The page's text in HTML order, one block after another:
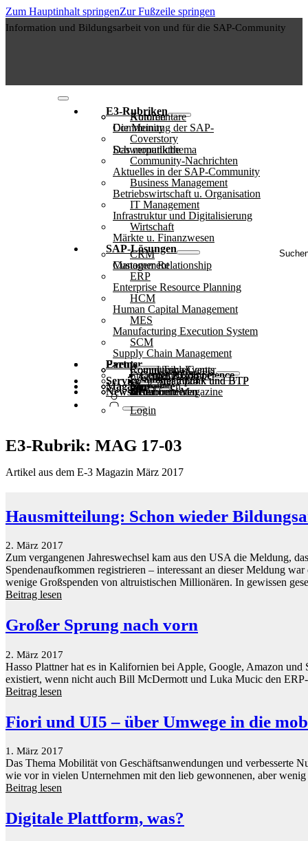
Zum Hauptinhalt springenZur Fußzeile springen
Information und Bildungsarbeit von und für die SAP-Community
E3-Rubriken
Autoren
Kommentare
Die Meinung der SAP-Community
Coverstory
Das monatliche Schwerpunktthema
Community-Nachrichten
Aktuelles in der SAP-Community
Business Management
Betriebswirtschaft u. Organisation
IT Management
Infrastruktur und Digitalisierung
Wirtschaft
Märkte u. Finanzwesen
SAP-Lösungen
CRM
Customer Relationship Management
ERP
Enterprise Resource Planning
HCM
Human Capital Management
MES
Manufacturing Execution System
SCM
Supply Chain Management
Partner
EventsCommunity-Events
Round Tables
Competence Center
SAP Competence Center 2025
SAP Competence Center 2024
SAP Competence Center 2023
Steampunk & BTP
Steampunk und BTP Summit 2025
Steampunk und BTP Summit 2024
Webinare
ServiceGlossar
Formulare
Kontakt
Mediadaten
Magazinhier abonnieren
für Abonnenten
kostenfreie Magazine
Newsletter
Login
..
E3-Rubrik: MAG 17-03
Artikel aus dem E-3 Magazin März 2017
Hausmitteilung: Schon wieder
2. März 2017
Zum vergangenen Jahreswechsel kam aus den USA die Meldung,
Spendenaufkommen registrieren – interessant an dieser Meldung
wenige Großspenden von altruistischen Millionären. In gewissen
Beitrag lesen
Großer Sprung nach vorn
2. März 2017
Hasso Plattner hat es in Kalifornien bei Apple, Google, Amazon
existiert, wenn nicht auch Bill McDermott und Luka Mucic den
Beitrag lesen
Fiori und UI5 – über Umwege in die
1. März 2017
Das Thema Mobilität von Geschäftsanwendungen und verbesserte
wie vor in vielen Unternehmen mit den lieb gewonnenen, aber
Beitrag lesen
Digitale Plattform, was?